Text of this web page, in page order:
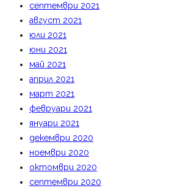
септември 2021
август 2021
юли 2021
юни 2021
май 2021
април 2021
март 2021
февруари 2021
януари 2021
декември 2020
ноември 2020
октомври 2020
септември 2020